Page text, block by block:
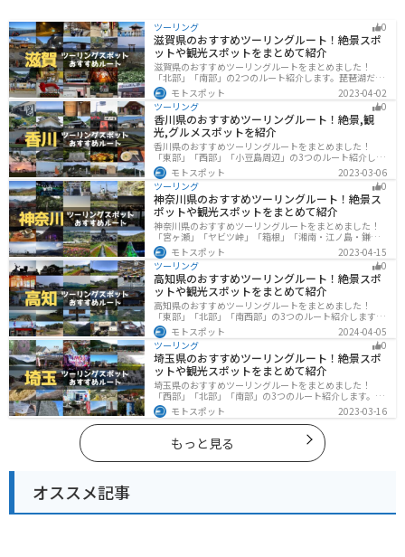
ツーリング 0
滋賀県のおすすめツーリングルート！絶景スポ
ットや観光スポットをまとめて紹介
滋賀県のおすすめツーリングルートをまとめました！
「北部」「南部」の2つのルート紹介します。琵琶湖だけ
でなく、比叡山ドライブウェイなどの山を楽しめるスポ
ットも多数あります。バイクで滋賀県にツーリングに行
く際は参考にしてください。
モトスポット
2023-04-02
ツーリング
0
香川県のおすすめツーリングルート！絶景,観
光,グルメスポットを紹介
香川県のおすすめツーリングルートをまとめました！
「東部」「西部」「小豆島周辺」の3つのルート紹介しま
す。自然豊かな山から海、絶品グルメを満喫するツーリ
ングができます。バイクで香川県にツーリングに行く際
は参考にしてください。
モトスポット
2023-03-06
ツーリング
0
神奈川県のおすすめツーリングルート！絶景ス
ポットや観光スポットをまとめて紹介
神奈川県のおすすめツーリングルートをまとめました！
「宮ヶ瀬」「ヤビツ峠」「箱根」「湘南・江ノ島・鎌
倉」「三浦」「みなとみらい」の6つのルート紹介しま
す。自然豊かなスポット、歴史ある観光名所、都市部で
楽しめるツーリングスポットまで多数あります。バイク
で神奈川県にツーリングに行く際は参考にしてくださ
い。
モトスポット
2023-04-15
ツーリング
0
高知県のおすすめツーリングルート！絶景スポ
ットや観光スポットをまとめて紹介
高知県のおすすめツーリングルートをまとめました！
「東部」「北部」「南西部」の3つのルート紹介します。
山と海どちらも楽しめるスポットが多数あり、様々な楽
しみ方ができます。バイクで高知県にツーリングに行く
際は参考にしてください。
モトスポット
2024-04-05
ツーリング
0
埼玉県のおすすめツーリングルート！絶景スポ
ットや観光スポットをまとめて紹介
埼玉県のおすすめツーリングルートをまとめました！
「西部」「北部」「南部」の3つのルート紹介します。自
然豊かな西側と街中の東側で違った楽しみ方ができま
す。バイクで埼玉県にツーリングに行く際は参考にして
ください。
モトスポット 2023-03-16
もっと見る
オススメ記事